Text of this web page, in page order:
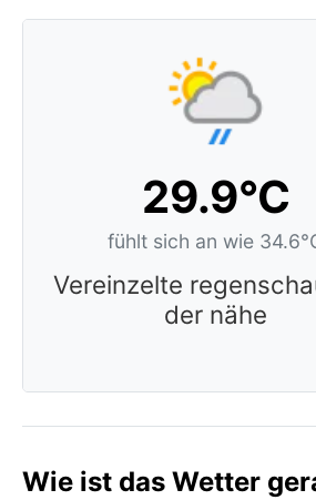
29.9°C
fühlt sich an wie
Vereinzelte
der nähe
Wie ist das Wetter